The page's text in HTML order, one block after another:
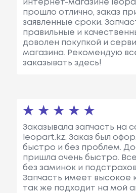
интернет-магазине
прошло отлично, заказ
заявленные сроки.
правильные и
доволен покупкой и
магазина. Рекомендую
заказывать здесь!
Заказывала запчасть на
leopart.kz. Заказ был
быстро и без проблем.
пришла очень быстро.
без заминок и
Запчасть имеет высокое
так же подходит на мой